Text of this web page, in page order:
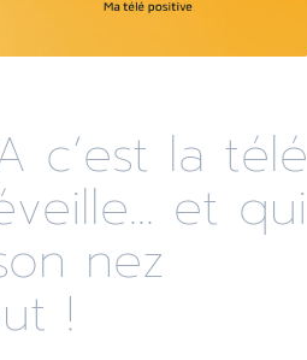
c’est la télé
et qui
nez
!